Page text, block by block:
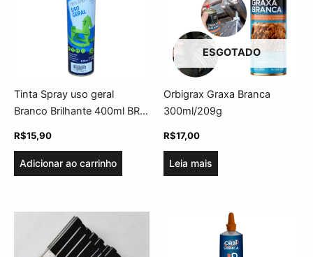
Tinta Spray uso geral
Branco Brilhante 400ml BR
R$15,90
Adicionar ao carrinho
ESGOTADO
Orbigrax Graxa Branca
300ml/209g
R$17,00
Leia mais